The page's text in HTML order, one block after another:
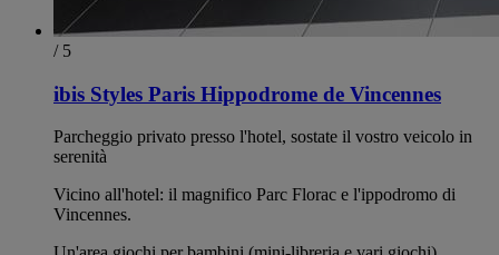
/ 5
ibis Styles Paris Hippodrome de Vincennes
Parcheggio privato presso l'hotel, sostate il vostro veicolo in
serenità
Vicino all'hotel: il magnifico Parc Florac e l'ippodromo di
Vincennes.